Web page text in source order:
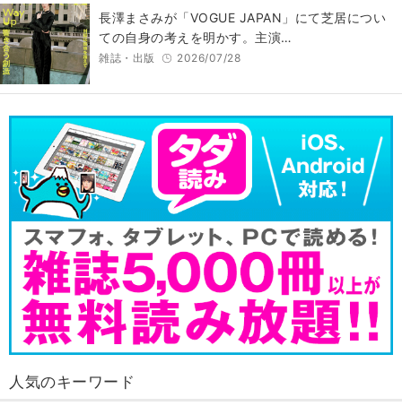
長澤まさみが「VOGUE JAPAN」にて芝居につい
ての自身の考えを明かす。主演…
雑誌・出版 2026/07/28
人気のキーワード